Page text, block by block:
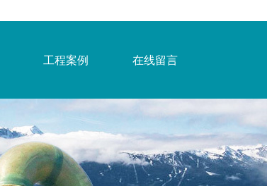
工程案例 在线留言